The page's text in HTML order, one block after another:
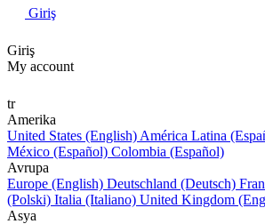
Giriş
Giriş
My account
tr
Amerika
United States (English) América Latina
México (Español) Colombia (Español)
Avrupa
Europe (English) Deutschland (Deutsch)
(Polski) Italia (Italiano) United Kingdom
Asya